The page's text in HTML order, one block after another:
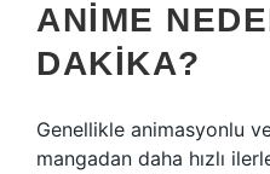
ANIME
DAKIKA?
Genellikle animasyonlu
mangadan daha hızlı